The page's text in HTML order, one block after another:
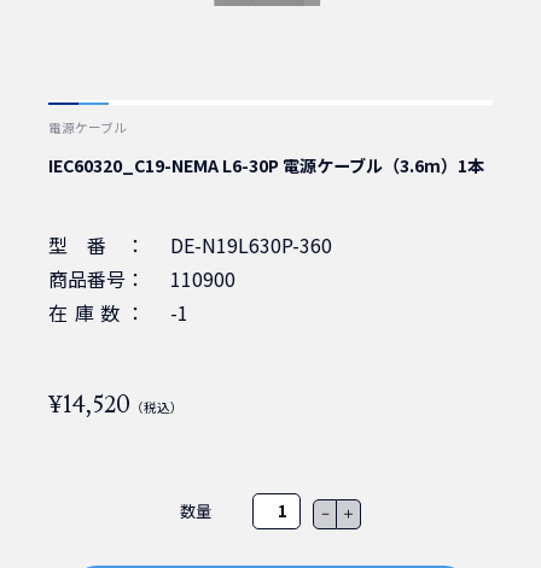
電源ケーブル
IEC60320_C19-NEMA L6-30P 電源ケーブル（3.6m）1本
型番：
DE-N19L630P-360
商品番号：
110900
在庫数：
-1
¥14,520 （税込）
数量 － ＋